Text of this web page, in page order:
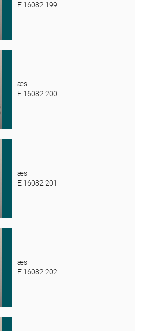
E 16082 199
æs
E 16082 200
æs
E 16082 201
æs
E 16082 202